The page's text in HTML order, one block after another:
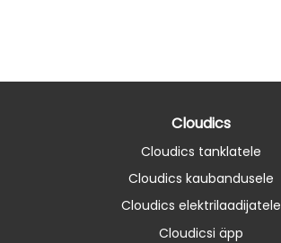
Cloudics
Cloudics tanklatele
Cloudics kaubandusele
Cloudics elektrilaadijatele
Cloudicsi äpp